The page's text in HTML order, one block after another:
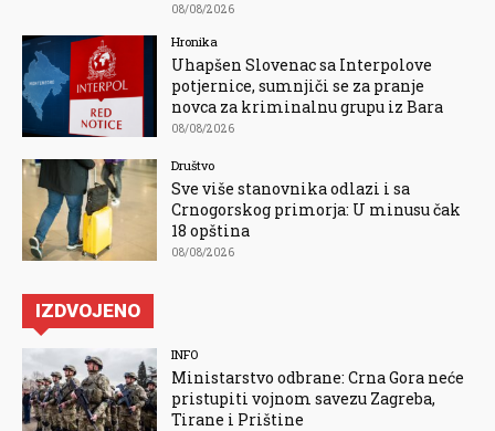
08/08/2026
Hronika
Uhapšen Slovenac sa Interpolove
potjernice, sumnjiči se za pranje
novca za kriminalnu grupu iz Bara
08/08/2026
Društvo
Sve više stanovnika odlazi i sa
Crnogorskog primorja: U minusu čak
18 opština
08/08/2026
IZDVOJENO
INFO
Ministarstvo odbrane: Crna Gora neće
pristupiti vojnom savezu Zagreba,
Tirane i Prištine